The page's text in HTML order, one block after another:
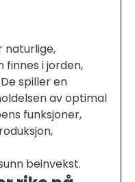
naturlige,
finnes i jorden,
spiller en
av optimal
funksjoner,
beinvekst.